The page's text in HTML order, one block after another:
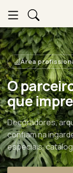
Área
O
que
Decoradores,
confiam na
especiais,